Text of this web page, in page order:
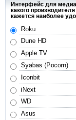
Интерфейс для
какого
кажется наиболее
Roku
Dune HD
Apple TV
Syabas (Pocorn)
Iconbit
iNext
WD
Asus